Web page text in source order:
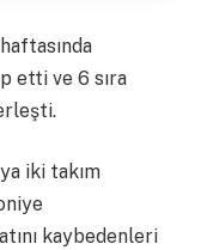
etti ve 6 sıra
iki takım
kaybedenleri